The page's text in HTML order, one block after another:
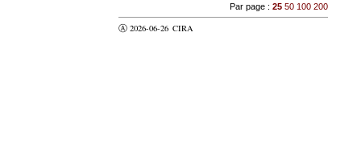
Par page : 25 50 100 200
Ⓐ 2026-06-26 CIRA